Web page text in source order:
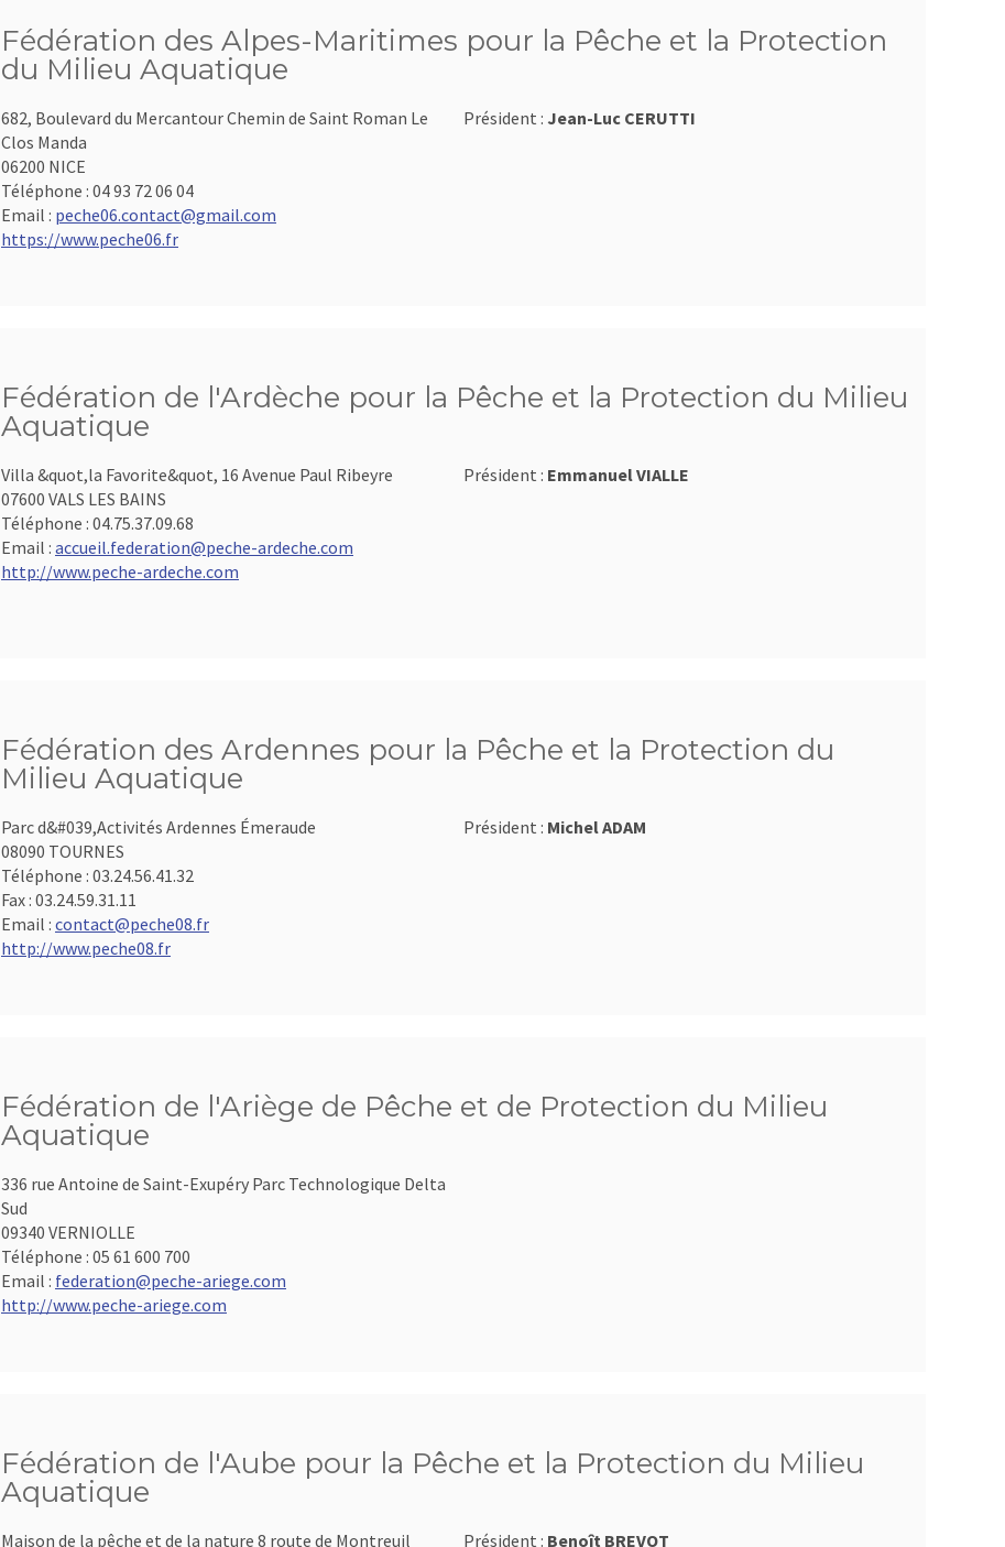
Fédération des Alpes-Maritimes pour la Pêche et la Protection
du Milieu Aquatique
682, Boulevard du Mercantour Chemin de Saint Roman Le
Clos Manda
06200 NICE
Téléphone : 04 93 72 06 04
Email : peche06.contact@gmail.com
https://www.peche06.fr
Président : Jean-Luc CERUTTI
Fédération de l'Ardèche pour la Pêche et la Protection du Milieu
Aquatique
Villa &quot,la Favorite&quot, 16 Avenue Paul Ribeyre
07600 VALS LES BAINS
Téléphone : 04.75.37.09.68
Email : accueil.federation@peche-ardeche.com
http://www.peche-ardeche.com
Président : Emmanuel VIALLE
Fédération des Ardennes pour la Pêche et la Protection du
Milieu Aquatique
Parc d&#039,Activités Ardennes Émeraude
08090 TOURNES
Téléphone : 03.24.56.41.32
Fax : 03.24.59.31.11
Email : contact@peche08.fr
http://www.peche08.fr
Président : Michel ADAM
Fédération de l'Ariège de Pêche et de Protection du Milieu
Aquatique
336 rue Antoine de Saint-Exupéry Parc Technologique Delta
Sud
09340 VERNIOLLE
Téléphone : 05 61 600 700
Email : federation@peche-ariege.com
http://www.peche-ariege.com
Fédération de l'Aube pour la Pêche et la Protection du Milieu
Aquatique
Maison de la pêche et de la nature 8 route de Montreuil Président : Benoît BREVOT